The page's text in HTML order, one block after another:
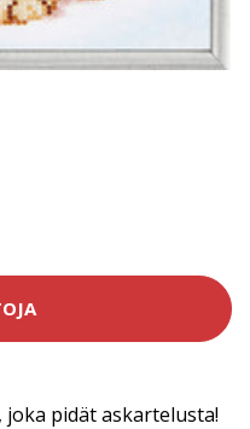
pidät askartelusta!